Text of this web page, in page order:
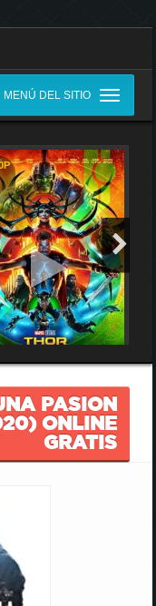
MENÚ DEL SITIO
PASION
ONLINE
GRATIS